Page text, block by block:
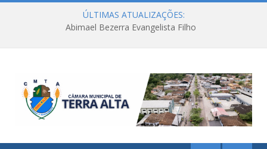
ÚLTIMAS ATUALIZAÇÕES:
Abimael Bezerra Evangelista Filho